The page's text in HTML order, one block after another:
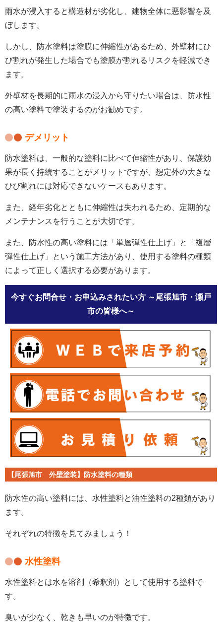
雨水が浸入すると構造材が劣化し、建物全体に悪影響を及
ぼします。
しかし、防水塗料は塗膜に伸縮性があるため、外壁材にひ
び割れが発生した場合でも塗膜が割れるリスクを軽減でき
ます。
外壁材を長期的に雨水の浸入から守りたい場合は、防水性
の高い塗料で塗装するのがお勧めです。
デメリット
防水塗料は、一般的な塗料に比べて伸縮性があり、保護効
果が長く持続することがメリットですが、想定外の大きな
ひび割れには対応できないケースもあります。
また、経年劣化とともに伸縮性は失われるため、定期的な
メンテナンスを行うことが大切です。
また、防水性の高い塗料には「単層弾性仕上げ」と「複層
弾性仕上げ」という施工方法があり、使用する塗料の種類
によって正しく選択する必要があります。
今すぐお問合せ・お申込みされたい方 ～尾張旭市・瀬戸
市の皆様へ～
【尾張旭市 外壁塗装】防水塗料の種類
防水性の高い塗料には、水性塗​​料と油性塗料の2種類があり
ます。
それぞれの特徴を見てみましょう！
水性塗料
水性塗料とは水を溶剤（希釈剤）として使用する塗料で
す。
臭いが少なく、乾きも早いのが特徴です。